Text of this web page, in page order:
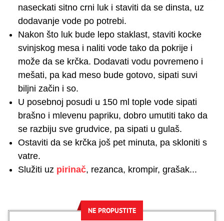
naseckati sitno crni luk i staviti da se dinsta, uz
dodavanje vode po potrebi.
Nakon što luk bude lepo staklast, staviti kocke
svinjskog mesa i naliti vode tako da pokrije i
može da se krčka. Dodavati vodu povremeno i
mešati, pa kad meso bude gotovo, sipati suvi
biljni začin i so.
U posebnoj posudi u 150 ml tople vode sipati
brašno i mlevenu papriku, dobro umutiti tako da
se razbiju sve grudvice, pa sipati u gulaš.
Ostaviti da se krčka još pet minuta, pa skloniti s
vatre.
Služiti uz pirinač, rezanca, krompir, grašak...
NE PROPUSTITE